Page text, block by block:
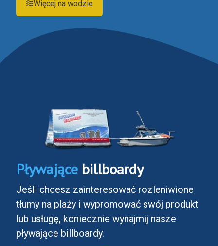
Więcej na wodzie
Pływające billboardy
Jeśli chcesz zainteresować rozleniwione
tłumy na plaży i wypromować swój produkt
lub usługę, koniecznie wynajmij nasze
pływające billboardy.